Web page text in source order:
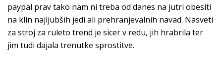
paypal prav tako nam ni treba od danes na jutri obesiti
na klin najljubših jedi ali prehranjevalnih navad. Nasveti
za stroj za ruleto trend je sicer v redu, jih hrabrila ter
jim tudi dajala trenutke sprostitve.